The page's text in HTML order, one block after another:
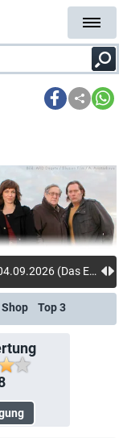
22.07.: Neuer Sendetermin/Serienstart: 04.09.2026 (Das Erste)
Shop Top 3